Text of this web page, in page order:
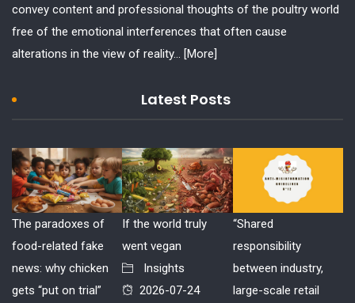
convey content and professional thoughts of the poultry world
free of the emotional interferences that often cause
alterations in the view of reality...
[More]
Latest Posts
The paradoxes of
food-related fake
news: why chicken
gets “put on trial”
If the world truly
went vegan
Insights
2026-07-24
“Shared
responsibility
between industry,
large-scale retail